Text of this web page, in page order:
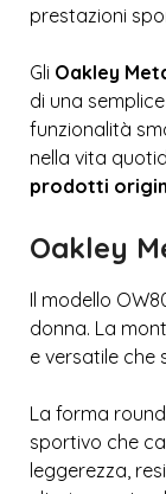
prestazioni
Gli Oakley
di una
funzionalità
nella vita
prodotti
Oakley
Il modello
donna. La
e versatile che
La forma
sportivo che
leggerezza,